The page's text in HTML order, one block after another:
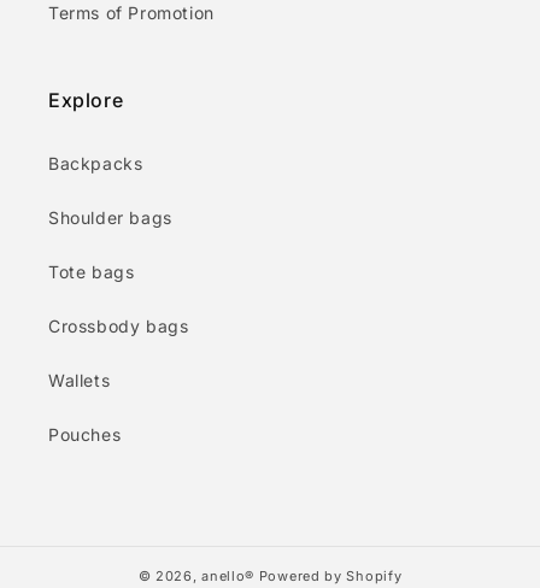
Terms of Promotion
Explore
Backpacks
Shoulder bags
Tote bags
Crossbody bags
Wallets
Pouches
© 2026,anello® Powered by Shopify